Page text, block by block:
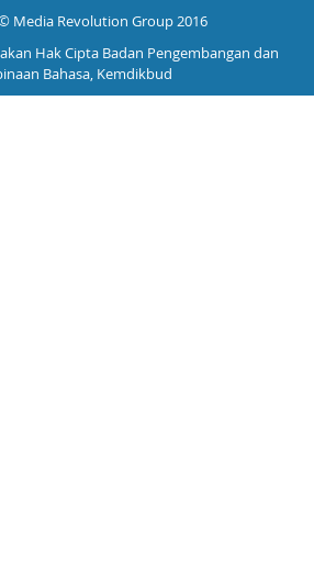
Media Revolution Group 2016
Hak Cipta Badan Pengembangan dan
Bahasa, Kemdikbud